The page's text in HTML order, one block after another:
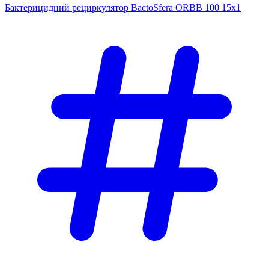
Бактерицидний рециркулятор BactoSfera ORBB 100 15x1